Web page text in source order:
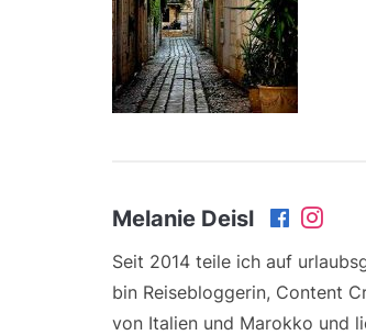
Melanie Deisl
Seit 2014 teile ich auf
bin Reisebloggerin, Content
von Italien und Marokko und